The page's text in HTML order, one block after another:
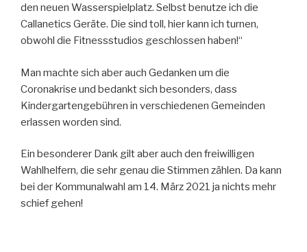
den neuen Wasserspielplatz. Selbst benutze ich die
Callanetics Geräte. Die sind toll, hier kann ich turnen,
obwohl die Fitnessstudios geschlossen haben!“
Man machte sich aber auch Gedanken um die
Coronakrise und bedankt sich besonders, dass
Kindergartengebühren in verschiedenen Gemeinden
erlassen worden sind.
Ein besonderer Dank gilt aber auch den freiwilligen
Wahlhelfern, die sehr genau die Stimmen zählen. Da kann
bei der Kommunalwahl am 14. März 2021 ja nichts mehr
schief gehen!